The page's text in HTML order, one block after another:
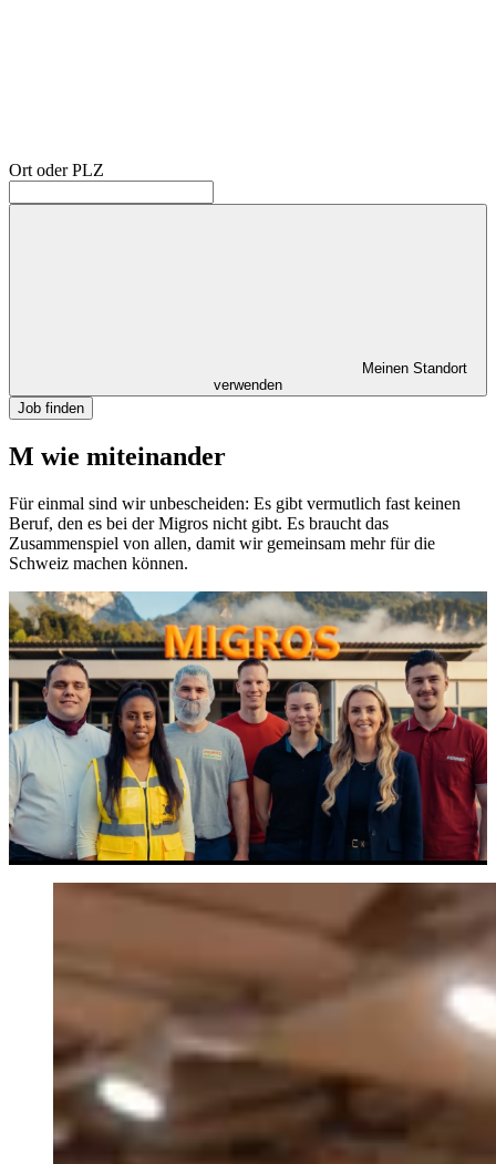
Ort oder PLZ
Meinen Standort
verwenden
Job finden
M wie miteinander
Für einmal sind wir unbescheiden: Es gibt vermutlich fast keinen
Beruf, den es bei der Migros nicht gibt. Es braucht das
Zusammenspiel von allen, damit wir gemeinsam mehr für die
Schweiz machen können.